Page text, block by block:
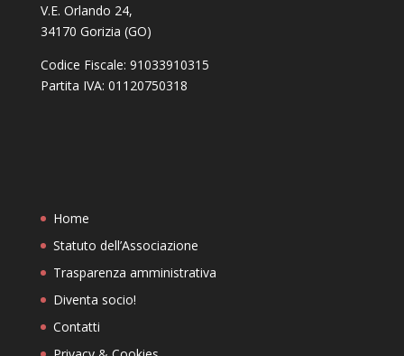
V.E. Orlando 24,
34170 Gorizia (GO)
Codice Fiscale: 91033910315
Partita IVA: 01120750318
Home
Statuto dell’Associazione
Trasparenza amministrativa
Diventa socio!
Contatti